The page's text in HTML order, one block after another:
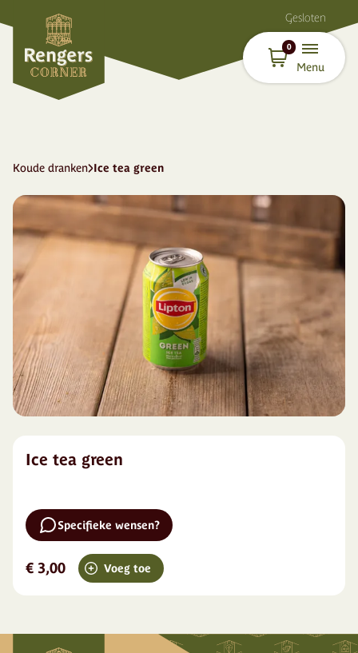
Gesloten
0
Menu
Koude dranken Ice tea green
Ice tea green
Specifieke wensen?
€ 3,00 Voeg toe